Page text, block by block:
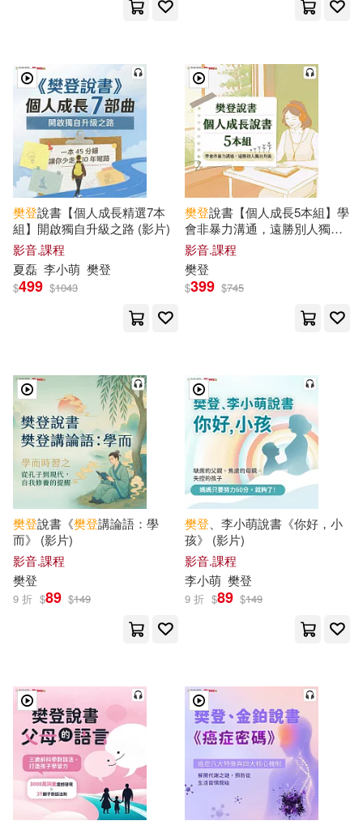
樊登說書【個人成長精選7本
組】開啟獨自升級之路 (影片)
影音.課程
夏磊 李小萌 樊登
$499 $1043
樊登說書【個人成長5本組】學
會非暴力溝通，遠勝別人獨自
升級 (影片)
影音.課程
樊登
$399 $745
樊登說書《樊登講論語：學
而》 (影片)
影音.課程
樊登
9 折 $89 $149
樊登 、李小萌說書《你好，小
孩》 (影片)
影音.課程
李小萌 樊登
9 折 $89 $149